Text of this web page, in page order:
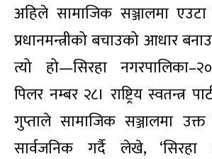
अहिले सामाजिक सञ्जालमा
प्रधानमन्त्रीको बचाउको आधार
त्यो हो—सिरहा
पिलर नम्बर २८। राष्ट्रिय स्वतन्त्र
गुप्ताले सामाजिक सञ्जालमा
सार्वजनिक गर्दै लेखे, ‘सिरहा